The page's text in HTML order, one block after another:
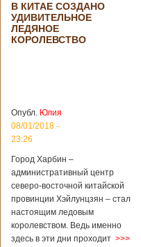
профсоюзное
объединение
медицинских
работников. По
04/02/2020 - 15:45
Третий год
подряд Китай
становится
крупным
торговым
партнером
Германии
Как
свидетельствуют
данные, которые
В КИТАЕ СОЗДАНО
УДИВИТЕЛЬНОЕ
ЛЕДЯНОЕ
КОРОЛЕВСТВО
Опубл. Юлия
08/01/2018 -
23:26
Город Харбин –
административный центр
северо-восточной китайской
провинции Хэйлунцзян – стал
настоящим ледовым
королевством. Ведь именно
здесь в эти дни проходит >>>